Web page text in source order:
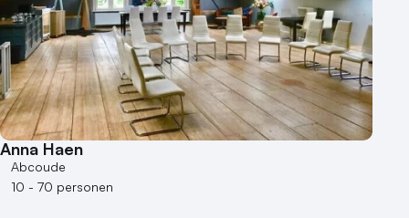
Anna Haen
Abcoude
10 - 70 personen